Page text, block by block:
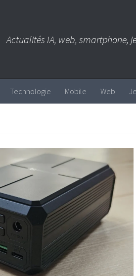
Actualités IA, web, smartphone,
Technologie Mobile Web